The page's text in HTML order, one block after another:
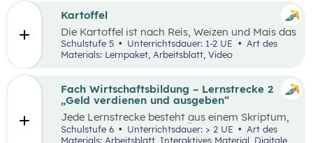
visuellem Input soll den Schüler:innen
hinterfragen, zu dekonstruieren und zu
rekonstruieren.
Kartoffel
Die Kartoffel ist nach Reis, Weizen und Mais das
viertwichtigste Grundnahrungsmittel der
Menschheit. Weltweit gibt es rund 5.000
anpassen. Die Unterrichtsmaterialien
behandeln einerseits gesellschaftliche sowie
naturräumliche Bedingungen der
landwirtschaftlichen Produktion. Wesentliche
Charakteristika der räumlichen Umwelt werden
Schulstufe 5 Unterrichtsdauer: 1-2 UE
Art des
Materials: Lernpaket, Arbeitsblatt, Video
Fach Wirtschaftsbildung – Lernstrecke 2
„Geld verdienen und ausgeben“
Jede Lernstrecke besteht aus einem Skriptum,
welches dazu dient einen Überblick über die
jeweilige Lernstrecke zu erhalten. Mit
Schulstufe 6 Unterrichtsdauer: > 2 UE
Materials: Arbeitsblatt, Interaktives Material, Digitale